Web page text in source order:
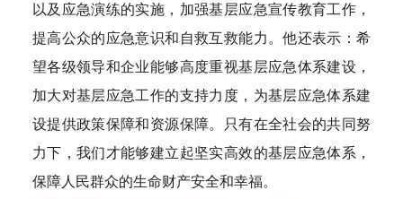
以及应急演练的实施，加强基层应急宣传教育工作，
提高公众的应急意识和自救互救能力。他还表示：希
望各级领导和企业能够高度重视基层应急体系建设，
加大对基层应急工作的支持力度，为基层应急体系建
设提供政策保障和资源保障。只有在全社会的共同努
力下，我们才能够建立起坚实高效的基层应急体系，
保障人民群众的生命财产安全和幸福。